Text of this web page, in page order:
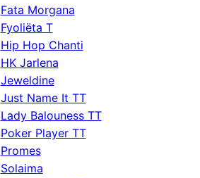
Fata Morgana
Fyoliëta T
Hip Hop Chanti
HK Jarlena
Jeweldine
Just Name It TT
Lady Balouness TT
Poker Player TT
Promes
Solaima